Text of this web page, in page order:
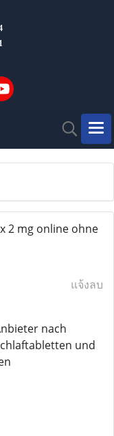
2 mg online ohne
แจ้งลบ
nach
und